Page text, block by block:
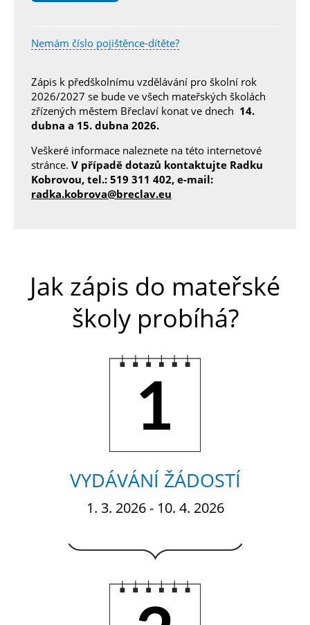
Nemám číslo pojištěnce-dítěte?
Zápis k předškolnímu vzdělávání pro školní rok
2026/2027 se bude ve všech mateřských školách
zřízených městem Břeclaví konat ve dnech 14.
dubna a 15. dubna 2026.
Veškeré informace naleznete na této internetové
stránce. V případě dotazů kontaktujte Radku
Kobrovou, tel.: 519 311 402, e-mail:
radka.kobrova@breclav.eu
Jak zápis do mateřské
školy probíhá?
VYDÁVÁNÍ ŽÁDOSTÍ
1. 3. 2026 - 10. 4. 2026